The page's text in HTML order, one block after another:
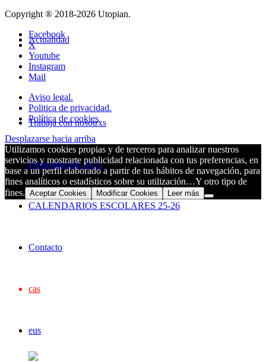
Actualidad
Trabaja con nosotrxs
Programación SUA
CALENDARIOS ESCOLARES 25-26
Contacto
cas
eus
Copyright ® 2018-2026 Utopian.
Facebook
X
Youtube
Instagram
Mail
Aviso legal.
Politica de privacidad.
Política de cookies
Desplazarse hacia arriba
Utilizamos cookies propias y de terceros para analizar nuestros
servicios y mostrarte publicidad relacionada con tus preferencias, en
base a un perfil elaborado a partir de tus hábitos de navegación, para
fines analíticos o estadísticos sobre su utilización…Y otro tipo de
fines. Aceptar Cookies Modificar Cookies Leer más